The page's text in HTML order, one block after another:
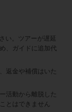
い。ツアーが遅延
、ガイドに追加代
返金や補償はいた
活動から離脱した
とはできません